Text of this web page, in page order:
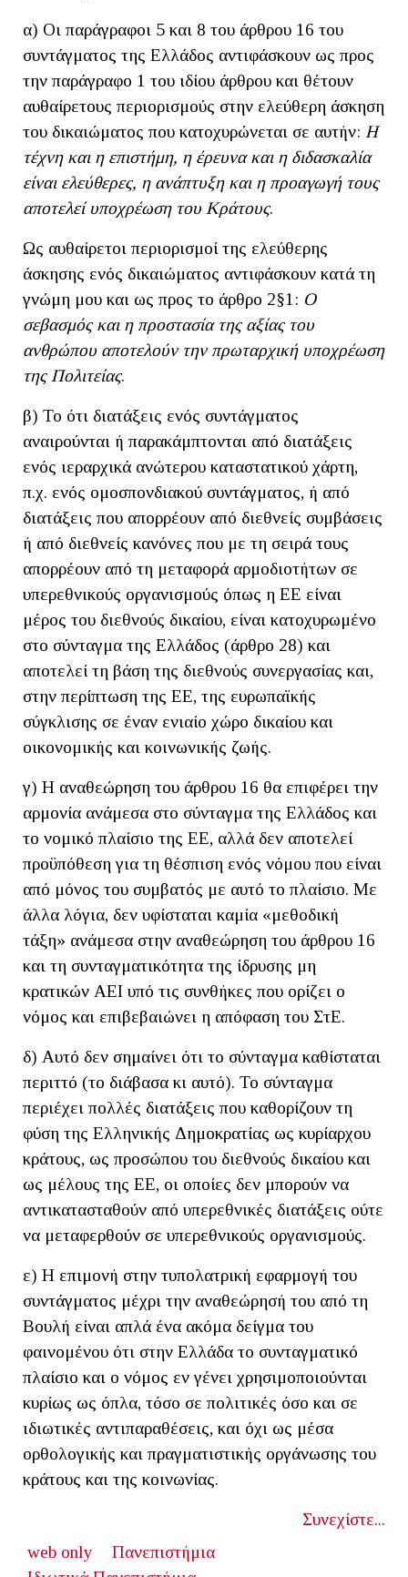
α) Οι παράγραφοι 5 και 8 του άρθρου 16 του
συντάγματος της Ελλάδος αντιφάσκουν ως προς
την παράγραφο 1 του ιδίου άρθρου και θέτουν
αυθαίρετους περιορισμούς στην ελεύθερη άσκηση
του δικαιώματος που κατοχυρώνεται σε αυτήν: Η
τέχνη και η επιστήμη, η έρευνα και η διδασκαλία
είναι ελεύθερες, η ανάπτυξη και η προαγωγή τους
αποτελεί υποχρέωση του Κράτους.
Ως αυθαίρετοι περιορισμοί της ελεύθερης
άσκησης ενός δικαιώματος αντιφάσκουν κατά τη
γνώμη μου και ως προς το άρθρο 2§1: Ο
σεβασμός και η προστασία της αξίας του
ανθρώπου αποτελούν την πρωταρχική υποχρέωση
της Πολιτείας.
β) Το ότι διατάξεις ενός συντάγματος
αναιρούνται ή παρακάμπτονται από διατάξεις
ενός ιεραρχικά ανώτερου καταστατικού χάρτη,
π.χ. ενός ομοσπονδιακού συντάγματος, ή από
διατάξεις που απορρέουν από διεθνείς συμβάσεις
ή από διεθνείς κανόνες που με τη σειρά τους
απορρέουν από τη μεταφορά αρμοδιοτήτων σε
υπερεθνικούς οργανισμούς όπως η ΕΕ είναι
μέρος του διεθνούς δικαίου, είναι κατοχυρωμένο
στο σύνταγμα της Ελλάδος (άρθρο 28) και
αποτελεί τη βάση της διεθνούς συνεργασίας και,
στην περίπτωση της ΕΕ, της ευρωπαϊκής
σύγκλισης σε έναν ενιαίο χώρο δικαίου και
οικονομικής και κοινωνικής ζωής.
γ) Η αναθεώρηση του άρθρου 16 θα επιφέρει την
αρμονία ανάμεσα στο σύνταγμα της Ελλάδος και
το νομικό πλαίσιο της ΕΕ, αλλά δεν αποτελεί
προϋπόθεση για τη θέσπιση ενός νόμου που είναι
από μόνος του συμβατός με αυτό το πλαίσιο. Με
άλλα λόγια, δεν υφίσταται καμία «μεθοδική
τάξη» ανάμεσα στην αναθεώρηση του άρθρου 16
και τη συνταγματικότητα της ίδρυσης μη
κρατικών ΑΕΙ υπό τις συνθήκες που ορίζει ο
νόμος και επιβεβαιώνει η απόφαση του ΣτΕ.
δ) Αυτό δεν σημαίνει ότι το σύνταγμα καθίσταται
περιττό (το διάβασα κι αυτό). Το σύνταγμα
περιέχει πολλές διατάξεις που καθορίζουν τη
φύση της Ελληνικής Δημοκρατίας ως κυρίαρχου
κράτους, ως προσώπου του διεθνούς δικαίου και
ως μέλους της ΕΕ, οι οποίες δεν μπορούν να
αντικατασταθούν από υπερεθνικές διατάξεις ούτε
να μεταφερθούν σε υπερεθνικούς οργανισμούς.
ε) Η επιμονή στην τυπολατρική εφαρμογή του
συντάγματος μέχρι την αναθεώρησή του από τη
Βουλή είναι απλά ένα ακόμα δείγμα του
φαινομένου ότι στην Ελλάδα το συνταγματικό
πλαίσιο και ο νόμος εν γένει χρησιμοποιούνται
κυρίως ως όπλα, τόσο σε πολιτικές όσο και σε
ιδιωτικές αντιπαραθέσεις, και όχι ως μέσα
ορθολογικής και πραγματιστικής οργάνωσης του
κράτους και της κοινωνίας.
Συνεχίστε...
web only
Πανεπιστήμια